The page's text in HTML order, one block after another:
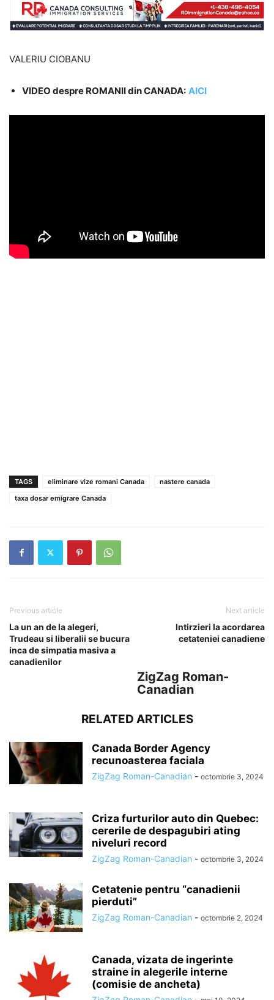
VALERIU CIOBANU
VIDEO despre ROMANII din CANADA: AICI
TAGS eliminare vize romani Canada
nastere canada
taxa dosar emigrare Canada
Previous article
La un an de la alegeri,
Trudeau si liberalii se bucura
inca de simpatia masiva a
canadienilor
Next article
Intirzieri la acordarea
cetateniei canadiene
ZigZag Roman-
Canadian
RELATED ARTICLES
Canada Border Agency
recunoasterea faciala
ZigZag Roman-Canadian - octombrie 3, 2024
Criza furturilor auto din Quebec:
cererile de despagubiri ating
niveluri record
ZigZag Roman-Canadian - octombrie 3, 2024
Cetatenie pentru “canadienii
pierduti”
ZigZag Roman-Canadian - octombrie 2, 2024
Canada, vizata de ingerinte
straine in alegerile interne
(comisie de ancheta)